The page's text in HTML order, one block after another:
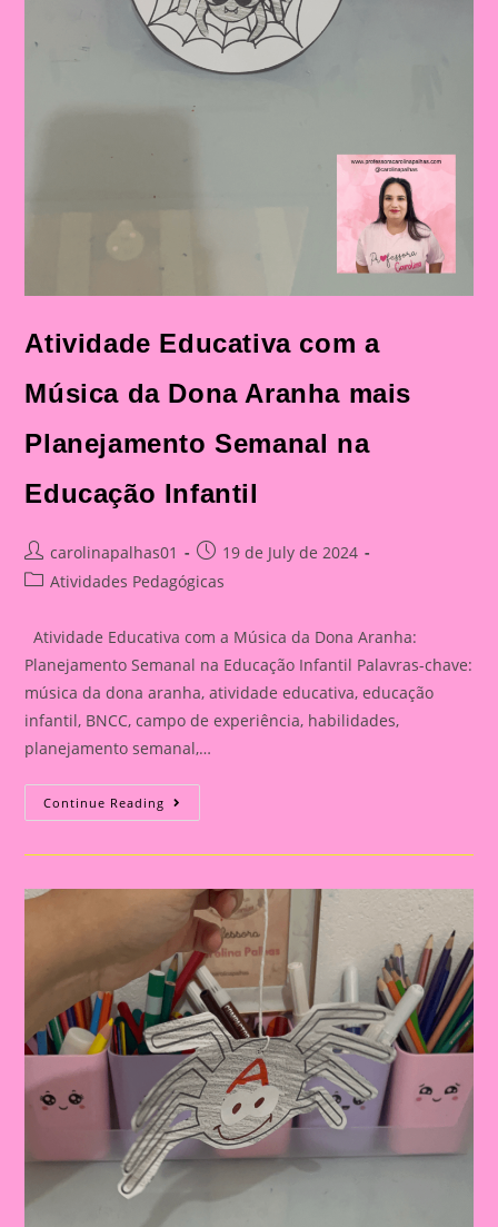
Atividade Educativa com a
Música da Dona Aranha mais
Planejamento Semanal na
Educação Infantil
Post
author:
carolinapalhas01
Post
published:
19 de July de 2024
PostAtividades Pedagógicas
Atividade Educativa com a Música da Dona Aranha:
Planejamento Semanal na Educação Infantil Palavras-chave:
música da dona aranha, atividade educativa, educação
infantil, BNCC, campo de experiência, habilidades,
planejamento semanal,…
Continue Reading Atividade
Educativa
Dona
Aranha
Mais
Planejamento
Semanal
Na
Educação
Infantil